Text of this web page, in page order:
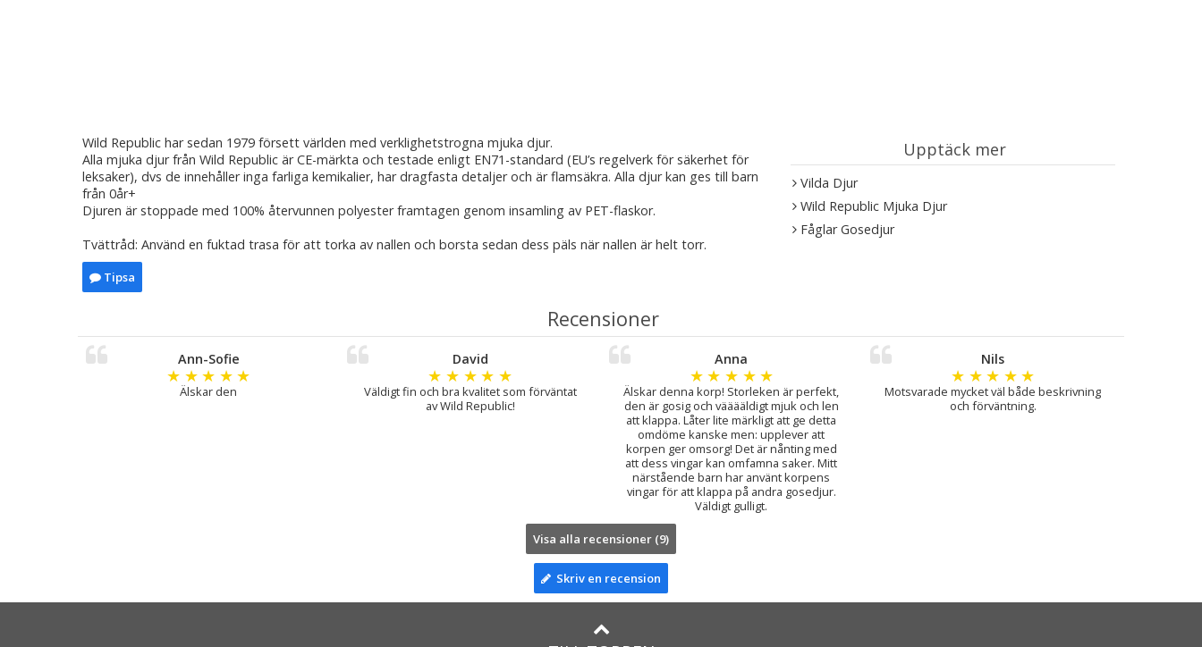
Wild Republic har sedan 1979 försett världen med verklighetstrogna mjuka djur.
Alla mjuka djur från Wild Republic är CE-märkta och testade enligt EN71-standard (EU’s regelverk för säkerhet för
leksaker), dvs de innehåller inga farliga kemikalier, har dragfasta detaljer och är flamsäkra. Alla djur kan ges till barn
från 0år+
Djuren är stoppade med 100% återvunnen polyester framtagen genom insamling av PET-flaskor.
Tvättråd: Använd en fuktad trasa för att torka av nallen och borsta sedan dess päls när nallen är helt torr.
Tipsa
Upptäck mer
Vilda Djur
Wild Republic Mjuka Djur
Fåglar Gosedjur
Recensioner
Ann-Sofie
★ ★ ★ ★ ★
Älskar den
David
★ ★ ★ ★ ★
Väldigt fin och bra kvalitet som förväntat
av Wild Republic!
Anna
★ ★ ★ ★ ★
Älskar denna korp! Storleken är perfekt,
den är gosig och vääääldigt mjuk och len
att klappa. Låter lite märkligt att ge detta
omdöme kanske men: upplever att
korpen ger omsorg! Det är nånting med
att dess vingar kan omfamna saker. Mitt
närstående barn har använt korpens
vingar för att klappa på andra gosedjur.
Väldigt gulligt.
Nils
★ ★ ★ ★ ★
Motsvarade mycket väl både beskrivning
och förväntning.
Visa alla recensioner (9)
Skriv en recension